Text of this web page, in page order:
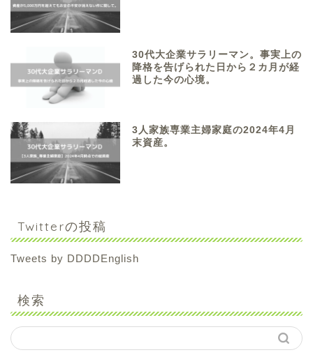
30代大企業サラリーマン。事実上の
降格を告げられた日から２カ月が経
過した今の心境。
3人家族専業主婦家庭の2024年4月
末資産。
Twitterの投稿
Tweets by DDDDEnglish
検索